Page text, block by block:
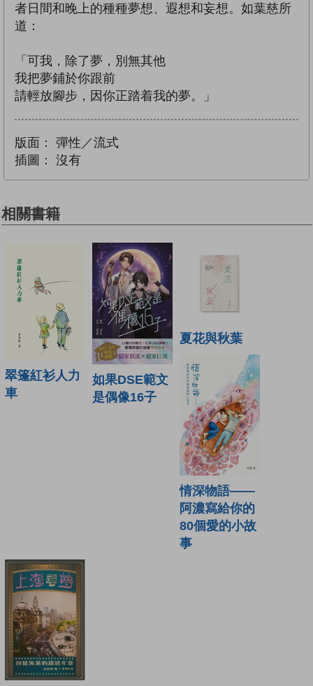
者日間和晚上的種種夢想、遐想和妄想。如葉慈所
道：
「可我，除了夢，別無其他
我把夢鋪於你跟前
請輕放腳步，因你正踏着我的夢。」
版面：
彈性／流式
插圖：
沒有
相關書籍
翠篷紅衫人力
車
如果DSE範文
是偶像16子
夏花與秋葉
情深物語——
阿濃寫給你的
80個愛的小故
事